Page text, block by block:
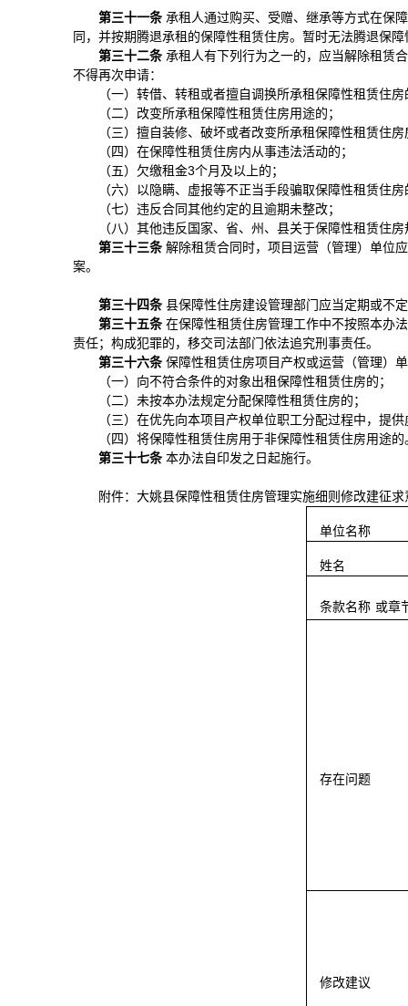
第三十一条 承租人通过购买、受赠、继承等方式在保
同，并按期腾退承租的保障性租赁住房。暂时无法腾退保
第三十二条 承租人有下列行为之一的，应当解除租赁
不得再次申请：
（一）转借、转租或者擅自调换所承租保障性租赁住房
（二）改变所承租保障性租赁住房用途的；
（三）擅自装修、破坏或者改变所承租保障性租赁住
（四）在保障性租赁住房内从事违法活动的；
（五）欠缴租金3个月及以上的；
（六）以隐瞒、虚报等不正当手段骗取保障性租赁住房
（七）违反合同其他约定的且逾期未整改；
（八）其他违反国家、省、州、县关于保障性租赁住
第三十三条 解除租赁合同时，项目运营（管理）单位
案。
第三十四条 县保障性住房建设管理部门应当定期或不
第三十五条 在保障性租赁住房管理工作中不按照本办
责任；构成犯罪的，移交司法部门依法追究刑事责任。
第三十六条 保障性租赁住房项目产权或运营（管理）
（一）向不符合条件的对象出租保障性租赁住房的；
（二）未按本办法规定分配保障性租赁住房的；
（三）在优先向本项目产权单位职工分配过程中，提
（四）将保障性租赁住房用于非保障性租赁住房用途的
第三十七条 本办法自印发之日起施行。
附件：大姚县保障性租赁住房管理实施细则修改建征求
单位名称
姓名
条款名称 或章
存在问题
修改建议